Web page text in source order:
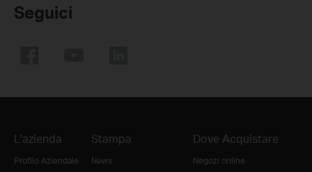
Seguici
L'azienda
Profilo Aziendale
Stampa
News
Dove Acquistare
Negozi online